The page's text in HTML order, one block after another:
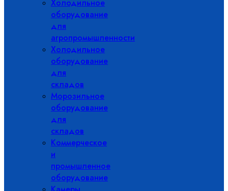
Холодильное
оборудование
для
агропромышленности
Холодильное
оборудование
для
складов
Морозильное
оборудование
для
складов
Коммерческое
и
промышленное
оборудование